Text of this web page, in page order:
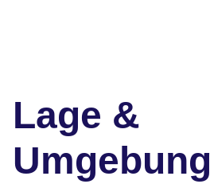
Lage &
Umgebung